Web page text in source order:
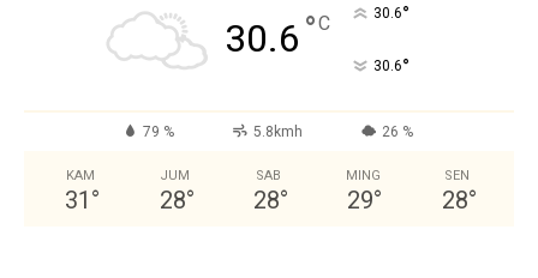
30.6 °C 30.6°
30.6°
79 % 5.8kmh 26 %
KAM
31 °
JUM
28°
SAB
28°
MING
29°
SEN
28°